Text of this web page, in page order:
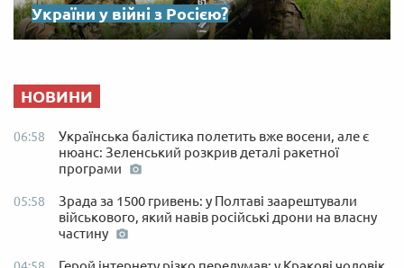
України у війні з Росією?
НОВИНИ
06:58
Українська балістика полетить вже восени, але є
нюанс: Зеленський розкрив деталі ракетної
програми
05:58
Зрада за 1500 гривень: у Полтаві заарештували
військового, який навів російські дрони на власну
частину